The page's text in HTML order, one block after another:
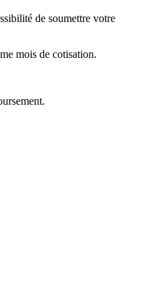
de soumettre votre
mois de cotisation.